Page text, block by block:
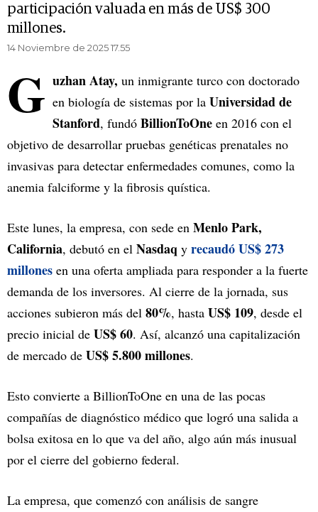
participación valuada en más de US$ 300
millones.
14 Noviembre de 2025 17.55
G uzhan Atay, un inmigrante turco con doctorado
en biología de sistemas por la Universidad de
Stanford, fundó BillionToOne en 2016 con el
objetivo de desarrollar pruebas genéticas prenatales no
invasivas para detectar enfermedades comunes, como la
anemia falciforme y la fibrosis quística.
Este lunes, la empresa, con sede en Menlo Park,
California, debutó en el Nasdaq y recaudó US$ 273
millones en una oferta ampliada para responder a la fuerte
demanda de los inversores. Al cierre de la jornada, sus
acciones subieron más del 80%, hasta US$ 109, desde el
precio inicial de US$ 60. Así, alcanzó una capitalización
de mercado de US$ 5.800 millones.
Esto convierte a BillionToOne en una de las pocas
compañías de diagnóstico médico que logró una salida a
bolsa exitosa en lo que va del año, algo aún más inusual
por el cierre del gobierno federal.
La empresa, que comenzó con análisis de sangre